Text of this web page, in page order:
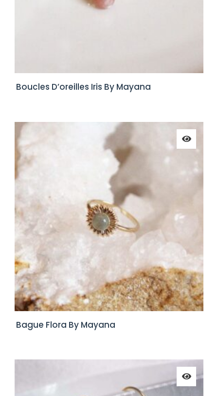
Boucles D’oreilles Iris By Mayana
Bague Flora By Mayana